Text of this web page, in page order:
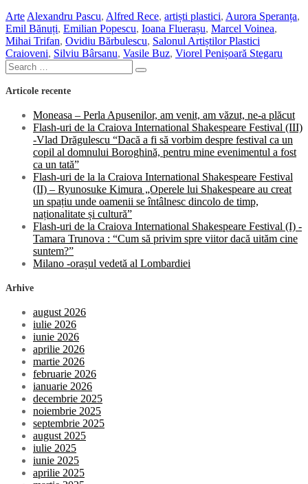
Salon
Arte Alexandru Pascu, Alfred Rece, artiști plastici, Aurora Speranța,
Emil Bănuți, Emilian Popescu, Ioana Fluerașu, Marcel Voinea,
Mihai Trifan, Ovidiu Bărbulescu, Salonul Artiștilor Plastici
Craioveni, Silviu Bârsanu, Vasile Buz, Viorel Penișoară Stegaru
Search
for:
Search
Articole recente
Moneasa – Perla Apusenilor, am venit, am văzut, ne-a plăcut
Flash-uri de la Craiova International Shakespeare Festival (III)
-Vlad Drăgulescu “Dacă a fi să vorbim despre festival ca un
copil al domnului Boroghină, pentru mine evenimentul a fost
ca un tată”
Flash-uri de la la Craiova International Shakespeare Festival
(II) – Ryunosuke Kimura „Operele lui Shakespeare au creat
un spațiu unde oamenii se întâlnesc dincolo de timp,
naționalitate și cultură”
Flash-uri de la Craiova International Shakespeare Festival (I) -
Tamara Trunova : “Cum să privim spre viitor dacă uităm cine
suntem?”
Milano -orașul vedetă al Lombardiei
Arhive
august 2026
iulie 2026
iunie 2026
aprilie 2026
martie 2026
februarie 2026
ianuarie 2026
decembrie 2025
noiembrie 2025
septembrie 2025
august 2025
iulie 2025
iunie 2025
aprilie 2025